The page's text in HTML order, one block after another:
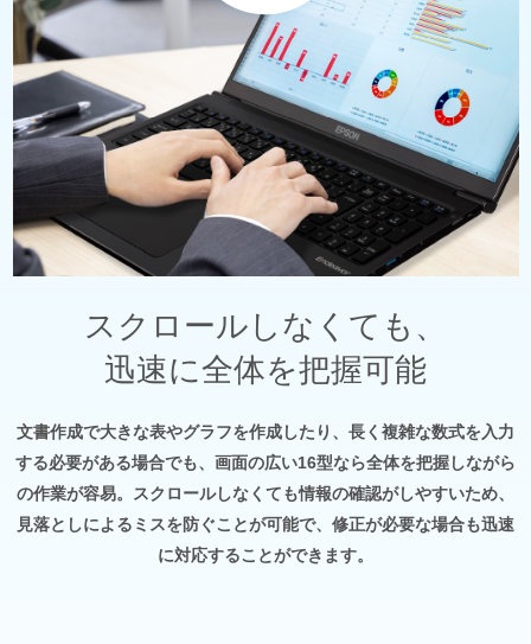
スクロールしなくても、
迅速に全体を把握可能
文書作成で大きな表やグラフを作成したり、長く複雑な数式を入力
する必要がある場合でも、画面の広い16型なら全体を把握しながら
の作業が容易。スクロールしなくても情報の確認がしやすいため、
見落としによるミスを防ぐことが可能で、修正が必要な場合も迅速
に対応することができます。